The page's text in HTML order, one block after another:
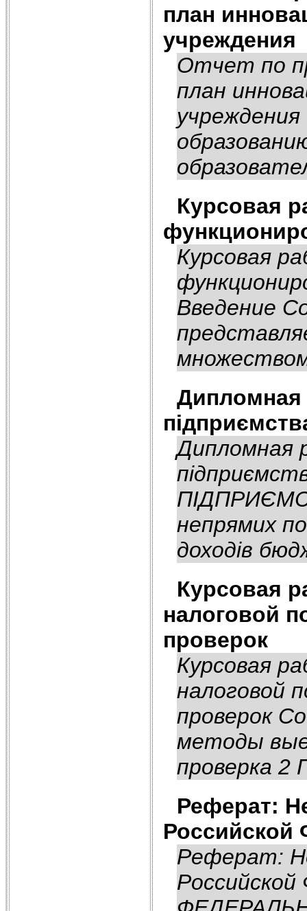
план
учреждения
Отчет по
план
Курсовая
Курсовая
Введение
Дипломная
Дипломная
непрямих
доходів
Курсовая
налоговой
проверок
Курсовая
налоговой
проверок
методы
проверка
Реферат:
Российской
Реферат: